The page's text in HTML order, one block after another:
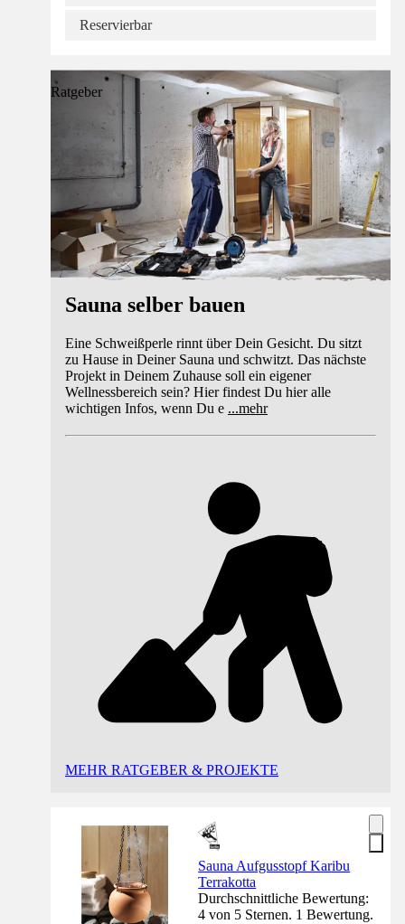
Reservierbar
Ratgeber
Sauna selber bauen
Eine Schweißperle rinnt über Dein Gesicht. Du sitzt
zu Hause in Deiner Sauna und schwitzt. Das nächste
Projekt in Deinem Zuhause soll ein eigener
Wellnessbereich sein? Hier findest Du hier alle
wichtigen Infos, wenn Du e ...mehr
MEHR RATGEBER & PROJEKTE
Sauna Aufgusstopf Karibu
Terrakotta
Durchschnittliche Bewertung:
4 von 5 Sternen. 1 Bewertung.